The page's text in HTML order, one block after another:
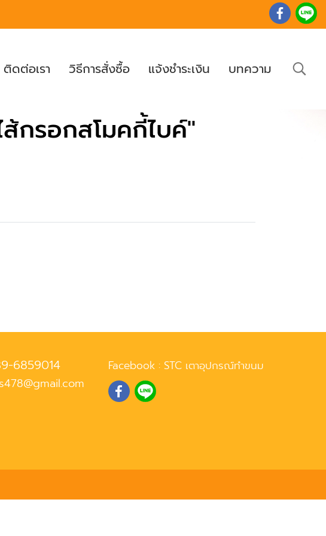
ติดต่อเรา วิธีการสั่งซื้อ แจ้งชำระเงิน บทความ
กรอกสโมคกี้ไบค์"
6859014
Facebook : STC เตาอุปกรณ์ทำขนม